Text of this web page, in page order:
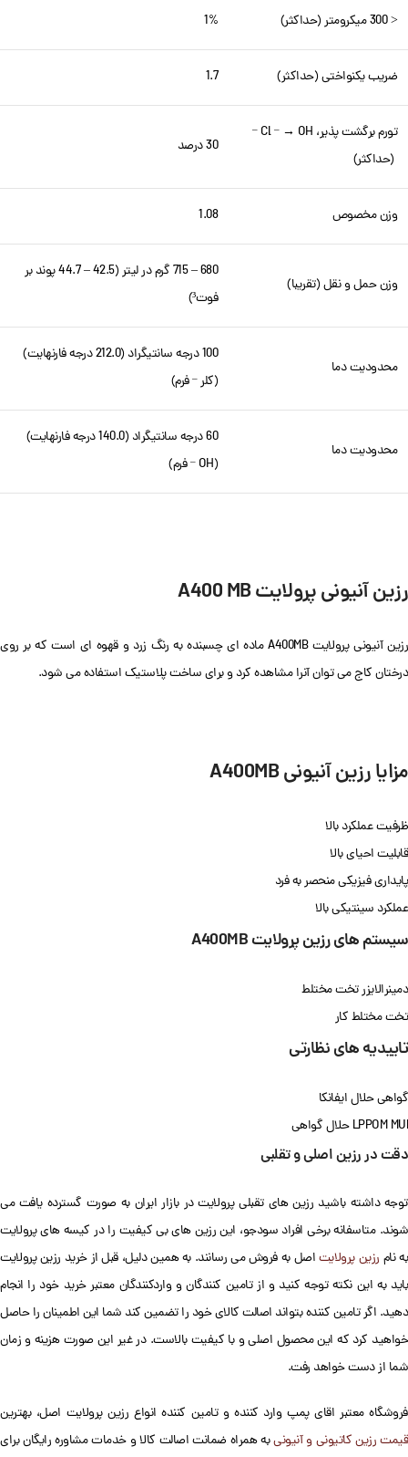
< 300 میکرومتر (حداکثر) 1%
ضریب یکنواختی (حداکثر) 1.7
تورم برگشت پذیر، Cl –→ OH
–
(حداکثر)
30 درصد
وزن مخصوص 1.08
وزن حمل و نقل (تقریبا)
680 – 715 گرم در لیتر (42.5 – 44.7 پوند بر
فوت³)
محدودیت دما
100 درجه سانتیگراد (212.0 درجه فارنهایت)
(کلر–فرم)
محدودیت دما
60 درجه سانتیگراد (140.0 درجه فارنهایت)
(OH
–فرم)
رزین آنیونی پرولایت A400 MB
رزین آنیونی پرولایت A400MB ماده ای چسبنده به رنگ زرد و قهوه ای است که بر روی
درختان کاج می توان آنرا مشاهده کرد و برای ساخت پلاستیک استفاده می شود.
مزایا رزین آنیونی A400MB
ظرفیت عملکرد بالا
قابلیت احیای بالا
پایداری فیزیکی منحصر به فرد
عملکرد سینتیکی بالا
سیستم های رزین پرولایتA400MB
دمینرالایزر تخت مختلط
تخت مختلط کار
تاییدیه های نظارتی
گواهی حلال ایفانکا
LPPOM MUI حلال گواهی
دقت در رزین اصلی و تقلبی
توجه داشته باشید رزین های تقبلی پرولایت در بازار ایران به صورت گسترده یافت می
شوند. متاسفانه برخی افراد سودجو، این رزین های بی کیفیت را در کیسه های پرولایت
به نام رزین پرولایتاصل به فروش می رسانند. به همین دلیل، قبل از خرید رزین پرولایت
باید به این نکته توجه کنید و از تامین کنندگان و واردکنندگان معتبر خرید خود را انجام
دهید. اگر تامین کننده بتواند اصالت کالای خود را تضمین کند شما این اطمینان را حاصل
خواهید کرد که این محصول اصلی و با کیفیت بالاست. در غیر این صورت هزینه و زمان
شما از دست خواهد رفت.
فروشگاه معتبر اقای پمپ وارد کننده و تامین کننده انواع رزین پرولایت اصل، بهترین
قیمت رزین کاتیونی و آنیونیبه همراه ضمانت اصالت کالا و خدمات مشاوره رایگان برای